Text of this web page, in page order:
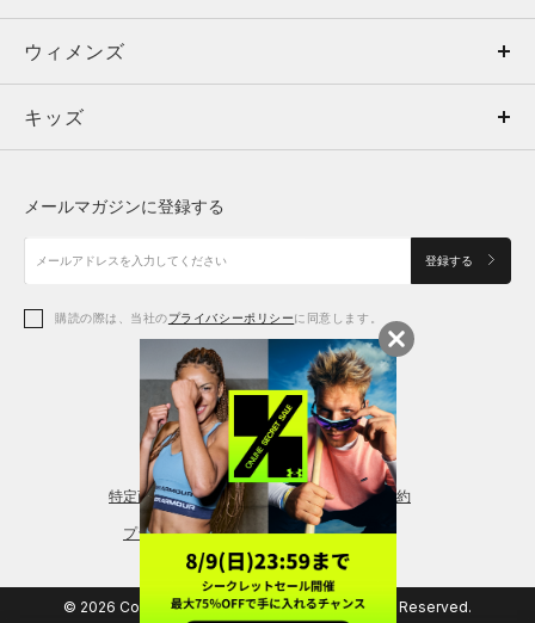
ウィメンズ
キッズ
アクセサリー
トップス
ボトムス
アクセサリー
ウィメンズ
トップス
シューズ
アクセサリー
レギンス＆タイツ
キッズ
シューズ
メールマガジンに登録する
登録する
購読の際は、当社のプライバシーポリシーに同意します。
特定商取引法に基づく通販の表記 会員規約
プライバシーポリシー
© 2026 Copyright DOME Corporation. All Rights Reserved.